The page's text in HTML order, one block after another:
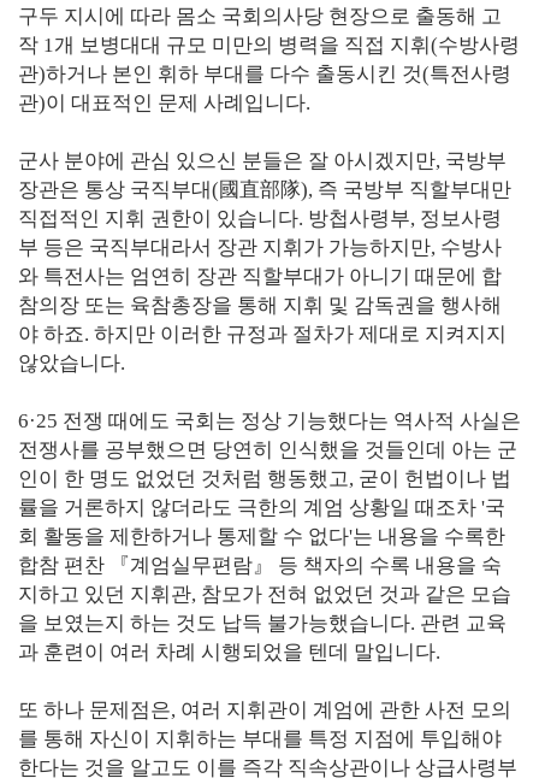
구두 지시에 따라 몸소 국회의사당 현장으로 출동해 고
작 1개 보병대대 규모 미만의 병력을 직접 지휘(수방사령
관)하거나 본인 휘하 부대를 다수 출동시킨 것(특전사령
관)이 대표적인 문제 사례입니다.
군사 분야에 관심 있으신 분들은 잘 아시겠지만, 국방부
장관은 통상 국직부대(國直部隊), 즉 국방부 직할부대만
직접적인 지휘 권한이 있습니다. 방첩사령부, 정보사령
부 등은 국직부대라서 장관 지휘가 가능하지만, 수방사
와 특전사는 엄연히 장관 직할부대가 아니기 때문에 합
참의장 또는 육참총장을 통해 지휘 및 감독권을 행사해
야 하죠. 하지만 이러한 규정과 절차가 제대로 지켜지지
않았습니다.
6·25 전쟁 때에도 국회는 정상 기능했다는 역사적 사실은
전쟁사를 공부했으면 당연히 인식했을 것들인데 아는 군
인이 한 명도 없었던 것처럼 행동했고, 굳이 헌법이나 법
률을 거론하지 않더라도 극한의 계엄 상황일 때조차 '국
회 활동을 제한하거나 통제할 수 없다'는 내용을 수록한
합참 편찬 『계엄실무편람』 등 책자의 수록 내용을 숙
지하고 있던 지휘관, 참모가 전혀 없었던 것과 같은 모습
을 보였는지 하는 것도 납득 불가능했습니다. 관련 교육
과 훈련이 여러 차례 시행되었을 텐데 말입니다.
또 하나 문제점은, 여러 지휘관이 계엄에 관한 사전 모의
를 통해 자신이 지휘하는 부대를 특정 지점에 투입해야
한다는 것을 알고도 이를 즉각 직속상관이나 상급사령부